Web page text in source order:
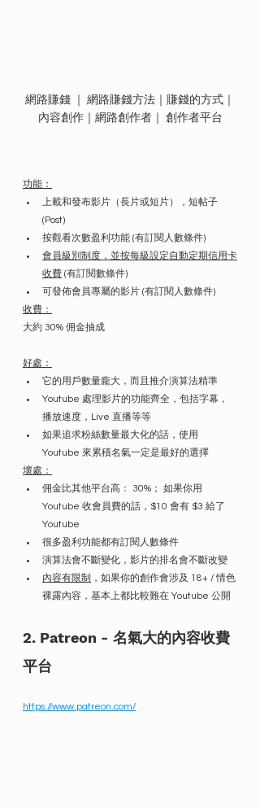
網路賺錢 ｜ 網路賺錢方法｜賺錢的方式｜
內容創作｜網路創作者｜ 創作者平台
功能：
上載和發布影片（長片或短片），短帖子
(Post)
按觀看次數盈利功能 (有訂閱人數條件)
會員級別制度，並按每級設定自動定期信用卡
收費 (有訂閱數條件)
可發佈會員專屬的影片 (有訂閱人數條件)
收費：
大約 30% 佣金抽成
好處：
它的用戶數量龐大，而且推介演算法精準
Youtube 處理影片的功能齊全，包括字幕，
播放速度，Live 直播等等
如果追求粉絲數量最大化的話，使用
Youtube 來累積名氣一定是最好的選擇
壞處：
佣金比其他平台高： 30%； 如果你用
Youtube 收會員費的話，$10 會有 $3 給了
Youtube
很多盈利功能都有訂閱人數條件
演算法會不斷變化，影片的排名會不斷改變
內容有限制
，如果你的創作會涉及 18+ / 情色
裸露內容，基本上都比較難在 Youtube 公開
2. Patreon - 名氣大的內容收費
平台
https://www.patreon.com/